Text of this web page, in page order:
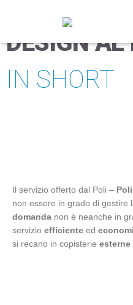
I COSTI DI
DESIGN AL
IN SHORT
Il servizio offerto dal Poli –
non essere in grado di gestire
domanda non è neanche in
servizio efficiente ed
si recano in copisterie esterne